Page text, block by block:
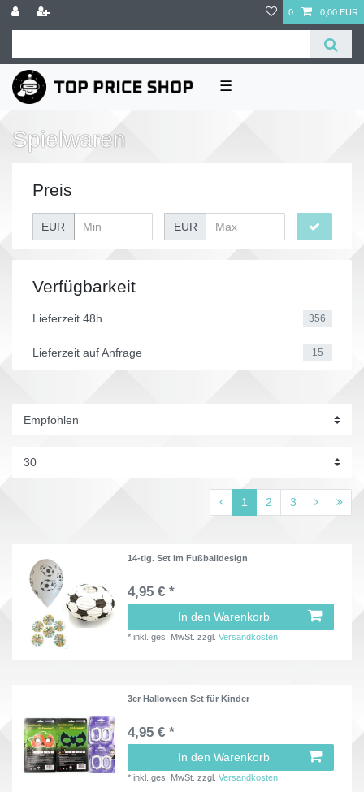
0 0,00 EUR
☰
Spielwaren
Preis
EUR EUR
Verfügbarkeit
Lieferzeit 48h 356
Lieferzeit auf Anfrage 15
1 2 3
14-tlg. Set im Fußballdesign
4,95 € *
In den Warenkorb
*inkl. ges. MwSt. zzgl.Versandkosten
3er Halloween Set für Kinder
4,95 € *
In den Warenkorb
*inkl. ges. MwSt. zzgl.Versandkosten